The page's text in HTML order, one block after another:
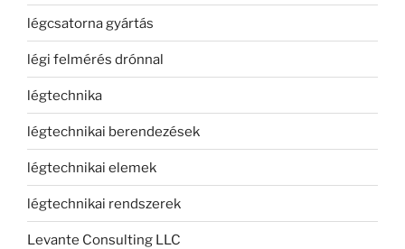
légcsatorna gyártás
légi felmérés drónnal
légtechnika
légtechnikai berendezések
légtechnikai elemek
légtechnikai rendszerek
Levante Consulting LLC